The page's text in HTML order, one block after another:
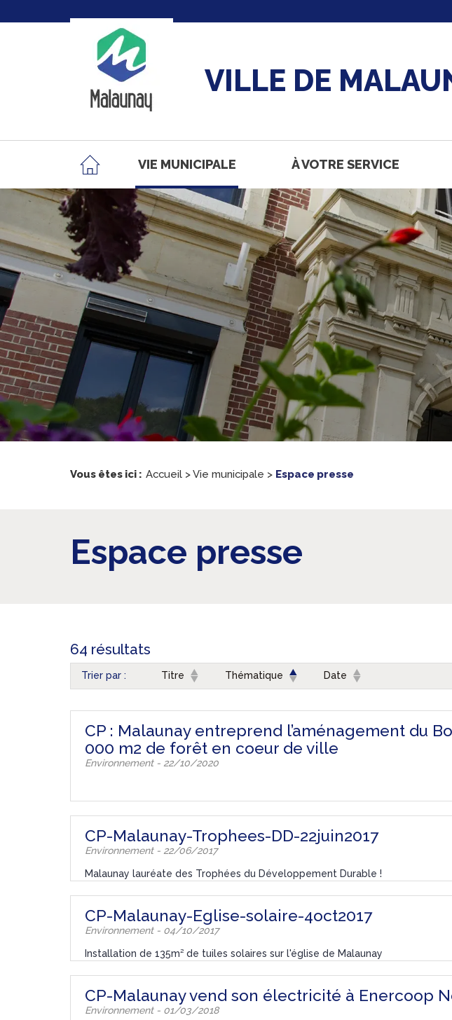
VILLE DE
VIE MUNICIPALE À VOTRE SERVICE
Vous êtes ici : Accueil >Vie municipale > Espace presse
Espace presse
64 résultats
Trier par : Titre Thématique Date
CP : Malaunay entreprend l’aménagement du
000 m2 de forêt en coeur de ville
Environnement - 22/10/2020
CP-Malaunay-Trophees-DD-22juin2017
Environnement - 22/06/2017
Malaunay lauréate des Trophées du Développement Durable !
CP-Malaunay-Eglise-solaire-4oct2017
Environnement - 04/10/2017
Installation de 135m² de tuiles solaires sur l'église de Malaunay
CP-Malaunay vend son électricité à Enercoop
Environnement - 01/03/2018